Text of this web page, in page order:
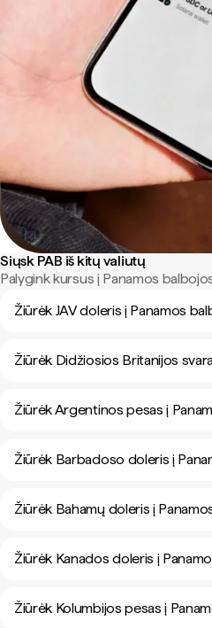
Siųsk PAB iš kitų valiutų
Palygink kursus į Panamos
Žiūrėk JAV doleris į Panamos
Žiūrėk Didžiosios Britanijos
Žiūrėk Argentinos pesas į
Žiūrėk Barbadoso doleris į
Žiūrėk Bahamų doleris į
Žiūrėk Kanados doleris į
Žiūrėk Kolumbijos pesas į